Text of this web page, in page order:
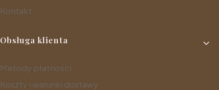
Kontakt
Obsługa klienta
Metody płatności
Koszty i warunki dostawy